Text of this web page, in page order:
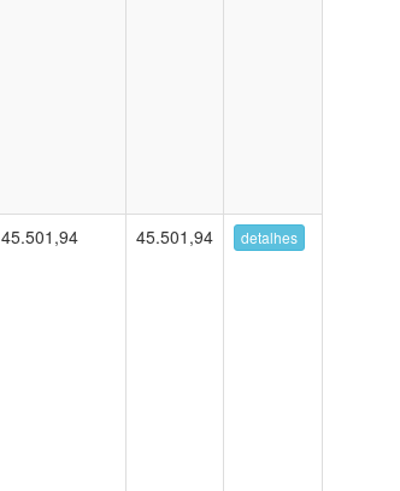
45.501,94 45.501,94 detalhes